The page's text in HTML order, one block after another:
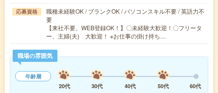
応募資格
職種未経験OK / ブランクOK / パソコンスキル不要 / 英語力不
要
【来社不要、WEB登録OK！】〇未経験大歓迎！〇フリータ
ー、主婦(夫) 大歓迎！ ※お仕事の掛け持ち…
職場の雰囲気
年齢層
20代
30代 40代 50代 60代